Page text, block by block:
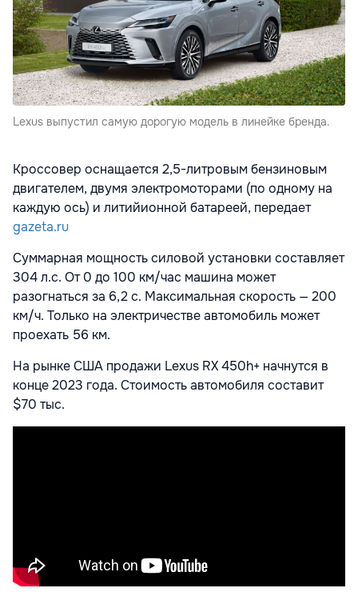
Lexus выпустил самую дорогую модель в линейке бренда.
Кроссовер оснащается 2,5-литровым бензиновым
двигателем, двумя электромоторами (по одному на
каждую ось) и литийионной батареей, передает
gazeta.ru
Суммарная мощность силовой установки составляет
304 л.с. От 0 до 100 км/час машина может
разогнаться за 6,2 с. Максимальная скорость — 200
км/ч. Только на электричестве автомобиль может
проехать 56 км.
На рынке США продажи Lexus RX 450h+ начнутся в
конце 2023 года. Стоимость автомобиля составит
$70 тыс.